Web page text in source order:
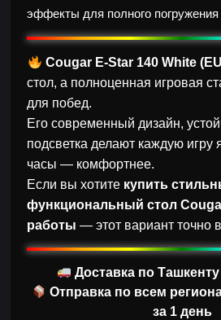
эффекты для полного
Cougar E-Star 140 White
стол, а полноценная игровая
для побед.
Его современный дизайн,
подсветка делают каждую игру
часы — комфортнее.
Если вы хотите купить
функциональный стол
работы — этот вариант точно
Доставка по
Отправка по всем
за 1 день